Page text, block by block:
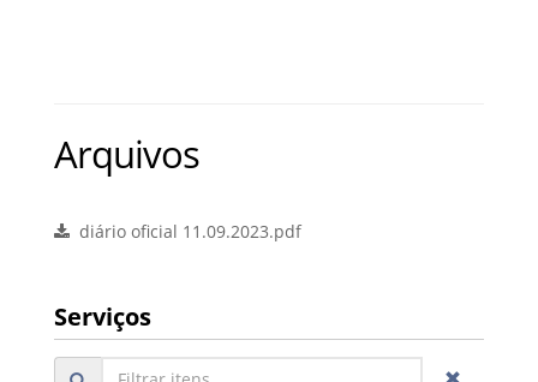
Arquivos
diário oficial 11.09.2023.pdf
Serviços